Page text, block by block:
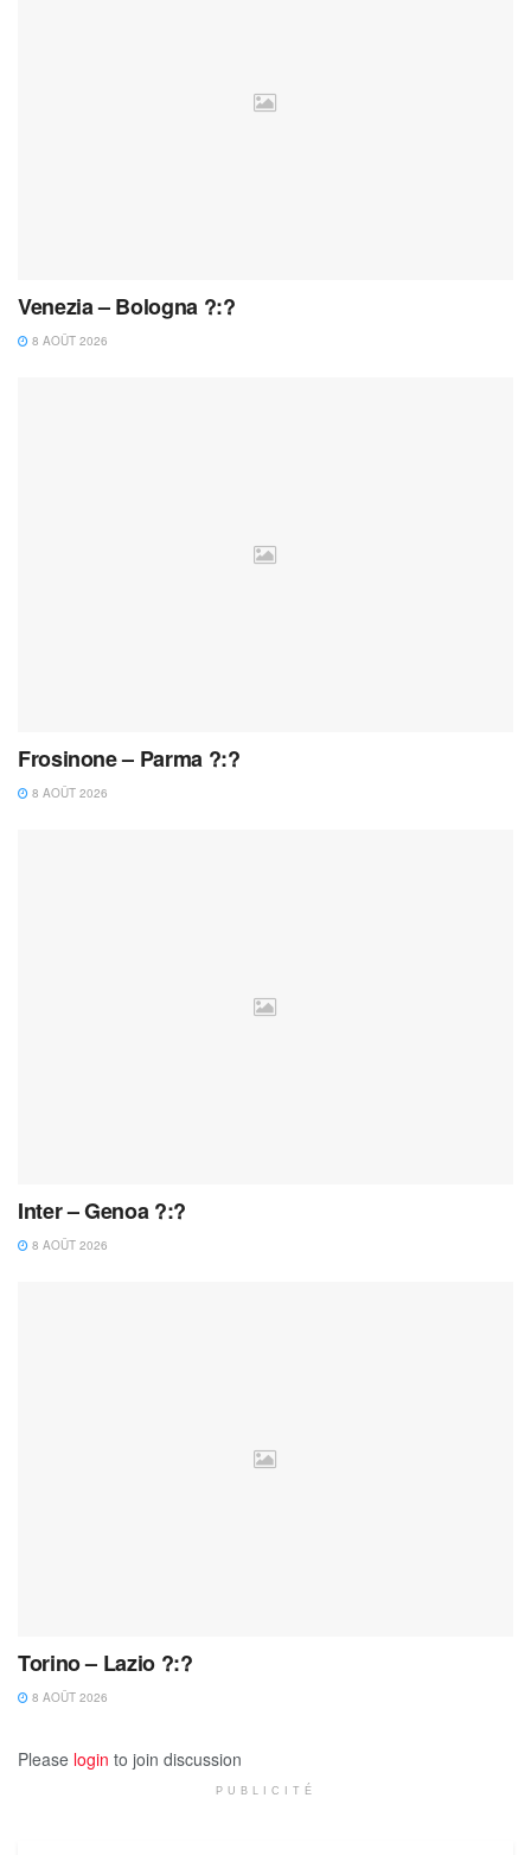
Venezia – Bologna ?:?
8 AOÛT 2026
Frosinone – Parma ?:?
8 AOÛT 2026
Inter – Genoa ?:?
8 AOÛT 2026
Torino – Lazio ?:?
8 AOÛT 2026
Please login to join discussion
PUBLICITÉ